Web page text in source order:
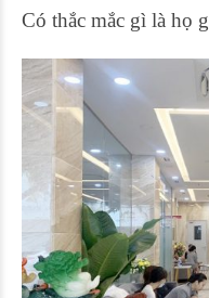
Có thắc mắc gì là họ